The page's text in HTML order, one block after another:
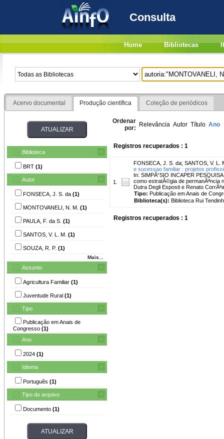
Consulta
Home Bibliotecas
Acervo documental Produção científica Coleção de periódicos
Biblioteca
BRT (1)
Autor
FONSECA, J. S. da (1)
MONTOVANELI, N. M. (1)
PAULA, F. da S. (1)
SANTOS, V. L. M. (1)
SOUZA, R. P. (1)
Mais...
Assunto
Agricultura Familiar (1)
Juventude Rural (1)
Tipo
Publicação em Anais de
Congresso (1)
Ano
2024 (1)
Idioma
Português (1)
Tipo do arquivo
Documento (1)
Ordenar
por: Relevância Autor Título Ano
Registros recuperados : 1
1.
FONSECA, J. S. da; SANTOS, V. L.
e sucessao familiar : projetos
In: SIMPÃ“SIO INCAPER
como estratÃ©gia de permanÃªncia
Dutra Degli Esposti e Renato
Tipo: Publicação em Anais de
Biblioteca(s): Biblioteca Rui
Registros recuperados : 1